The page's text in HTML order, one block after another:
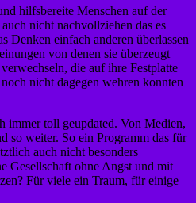
hilfsbereite Menschen auf der
nicht nachvollziehen das es
Denken einfach anderen überlassen
von denen sie überzeugt
die auf ihre Festplatte
nicht dagegen wehren konnten
immer toll geupdated. Von Medien,
so weiter. So ein Programm das für
auch nicht besonders
Gesellschaft ohne Angst und mit
Für viele ein Traum, für einige